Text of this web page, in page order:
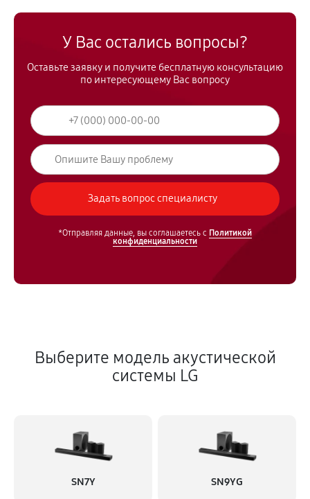
У Вас остались вопросы?
Оставьте заявку и получите бесплатную консультацию
по интересующему Вас вопросу
*Отправляя данные, вы соглашаетесь с Политикой
конфиденциальности
Выберите модель акустической
системы LG
SN7Y SN9YG